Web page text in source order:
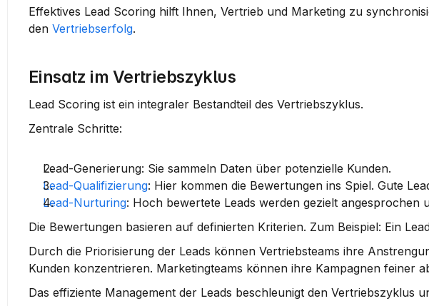
Effektives Lead Scoring hilft Ihnen, Vertrieb und Marketing zu
den Vertriebserfolg.
Einsatz im Vertriebszyklus
Lead Scoring ist ein integraler Bestandteil des Vertriebszyklus.
Zentrale Schritte:
Lead-Generierung: Sie sammeln Daten über potenzielle Kunden.
Lead-Qualifizierung: Hier kommen die Bewertungen ins Spiel. Gute
Lead-Nurturing: Hoch bewertete Leads werden gezielt angesprochen
Die Bewertungen basieren auf definierten Kriterien. Zum Beispiel: Ein
Durch die Priorisierung der Leads können Vertriebsteams ihre
Kunden konzentrieren. Marketingteams können ihre Kampagnen feiner
Das effiziente Management der Leads beschleunigt den Vertriebszyklus